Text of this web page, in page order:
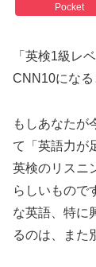
Pocket
「英検1級レ
CNN10にな
もしあなたが
て「英語力が
英検のリスニ
らしいもので
な英語、特に
るのは、また